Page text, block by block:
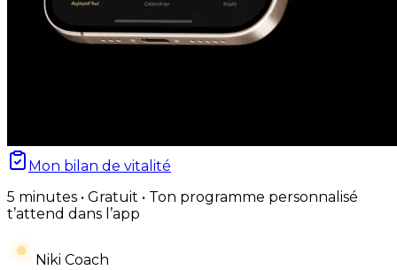
Mon bilan de vitalité
5 minutes • Gratuit • Ton programme personnalisé
t’attend dans l’app
Niki Coach